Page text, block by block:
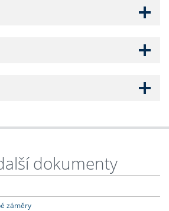
dokumenty
záměry